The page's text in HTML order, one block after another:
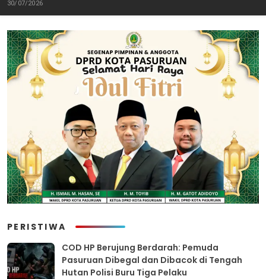
Rokok Ilegal
30/07/2026
Cabut Laporan”
PERISTIWA
COD HP Berujung Berdarah: Pemuda
Pasuruan Dibegal dan Dibacok di Tengah
Hutan Polisi Buru Tiga Pelaku